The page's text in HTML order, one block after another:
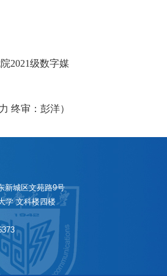
2021级数字媒
终审：彭洋）
新城区文苑路9号
文科楼四楼